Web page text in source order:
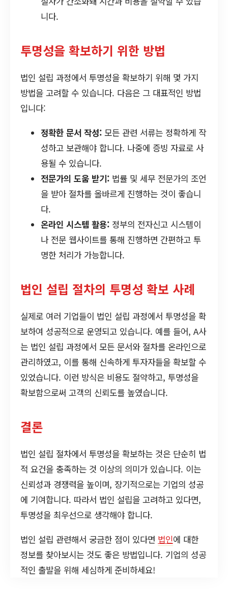
니다.
투명성을 확보하기 위한 방법
법인 설립 과정에서 투명성을 확보하기 위해 몇 가지
방법을 고려할 수 있습니다. 다음은 그 대표적인 방법
입니다:
정확한 문서 작성: 모든 관련 서류는 정확하게 작
성하고 보관해야 합니다. 나중에 증빙 자료로 사
용될 수 있습니다.
전문가의 도움 받기: 법률 및 세무 전문가의 조언
을 받아 절차를 올바르게 진행하는 것이 좋습니
다.
온라인 시스템 활용: 정부의 전자신고 시스템이
나 전문 웹사이트를 통해 진행하면 간편하고 투
명한 처리가 가능합니다.
법인 설립 절차의 투명성 확보 사례
실제로 여러 기업들이 법인 설립 과정에서 투명성을 확
보하여 성공적으로 운영되고 있습니다. 예를 들어, A사
는 법인 설립 과정에서 모든 문서와 절차를 온라인으로
관리하였고, 이를 통해 신속하게 투자자들을 확보할 수
있었습니다. 이런 방식은 비용도 절약하고, 투명성을
확보함으로써 고객의 신뢰도를 높였습니다.
결론
법인 설립 절차에서 투명성을 확보하는 것은 단순히 법
적 요건을 충족하는 것 이상의 의미가 있습니다. 이는
신뢰성과 경쟁력을 높이며, 장기적으로는 기업의 성공
에 기여합니다. 따라서 법인 설립을 고려하고 있다면,
투명성을 최우선으로 생각해야 합니다.
법인 설립 관련해서 궁금한 점이 있다면 법인에 대한
정보를 찾아보시는 것도 좋은 방법입니다. 기업의 성공
적인 출발을 위해 세심하게 준비하세요!